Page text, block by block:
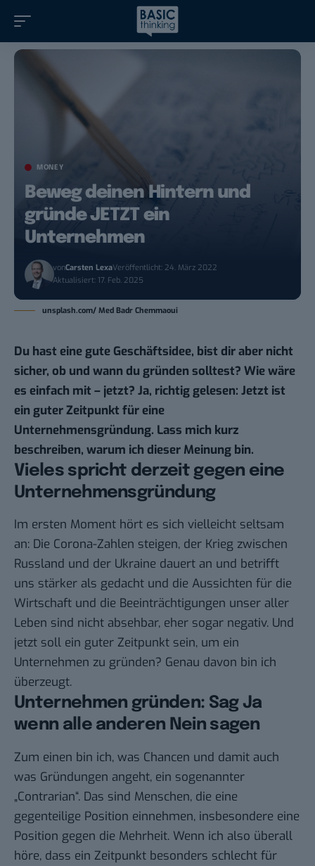
MONEY
Beweg deinen Hintern und
gründe JETZT ein
Unternehmen
vonCarsten LexaVeröffentlicht: 24. März 2022
Aktualisiert: 17. Feb. 2025
unsplash.com/ Med Badr Chemmaoui
Du hast eine gute Geschäftsidee, bist dir aber nicht
sicher, ob und wann du gründen solltest? Wie wäre
es einfach mit – jetzt? Ja, richtig gelesen: Jetzt ist
ein guter Zeitpunkt für eine
Unternehmensgründung. Lass mich kurz
beschreiben, warum ich dieser Meinung bin.
Vieles spricht derzeit gegen eine
Unternehmensgründung
Im ersten Moment hört es sich vielleicht seltsam
an: Die Corona-Zahlen steigen, der Krieg zwischen
Russland und der Ukraine dauert an und betrifft
uns stärker als gedacht und die Aussichten für die
Wirtschaft und die Beeinträchtigungen unser aller
Leben sind nicht absehbar, eher sogar negativ. Und
jetzt soll ein guter Zeitpunkt sein, um ein
Unternehmen zu gründen? Genau davon bin ich
überzeugt.
Unternehmen gründen: Sag Ja
wenn alle anderen Nein sagen
Zum einen bin ich, was Chancen und damit auch
was Gründungen angeht, ein sogenannter
„Contrarian“. Das sind Menschen, die eine
gegenteilige Position einnehmen, insbesondere eine
Position gegen die Mehrheit. Wenn ich also überall
höre, dass ein Zeitpunkt besonders schlecht für